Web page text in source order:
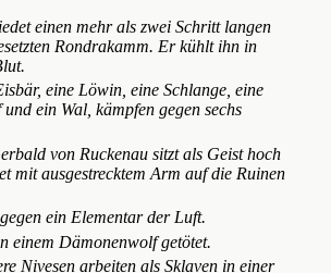
einen mehr als zwei Schritt langen
Rondrakamm. Er kühlt ihn in
eine Löwin, eine Schlange, eine
ein Wal, kämpfen gegen sechs
von Ruckenau sitzt als Geist hoch
mit ausgestrecktem Arm auf die Ruinen
ein Elementar der Luft.
einem Dämonenwolf getötet.
Nivesen arbeiten als Sklaven in einer